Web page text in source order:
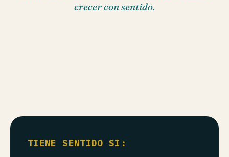
crecer con sentido.
TIENE SENTIDO SI: